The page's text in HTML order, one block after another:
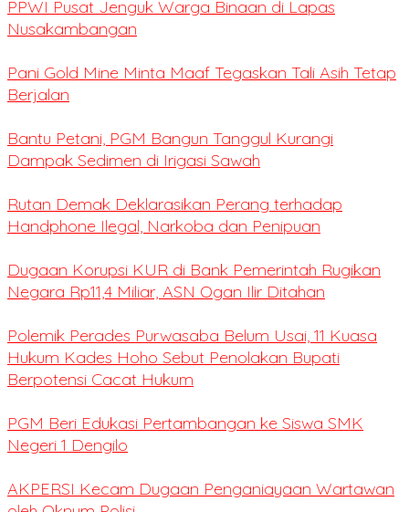
PPWI Pusat Jenguk Warga Binaan di Lapas
Nusakambangan
Pani Gold Mine Minta Maaf Tegaskan Tali Asih Tetap
Berjalan
Bantu Petani, PGM Bangun Tanggul Kurangi
Dampak Sedimen di Irigasi Sawah
Rutan Demak Deklarasikan Perang terhadap
Handphone Ilegal, Narkoba dan Penipuan
Dugaan Korupsi KUR di Bank Pemerintah Rugikan
Negara Rp11,4 Miliar, ASN Ogan Ilir Ditahan
Polemik Perades Purwasaba Belum Usai, 11 Kuasa
Hukum Kades Hoho Sebut Penolakan Bupati
Berpotensi Cacat Hukum
PGM Beri Edukasi Pertambangan ke Siswa SMK
Negeri 1 Dengilo
AKPERSI Kecam Dugaan Penganiayaan Wartawan